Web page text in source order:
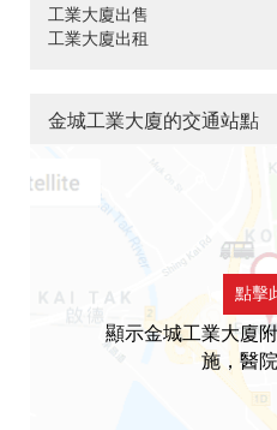
工業大廈出售
工業大廈出租
金城工業大廈的交通站點
點擊
顯示金城工業大廈
施，醫